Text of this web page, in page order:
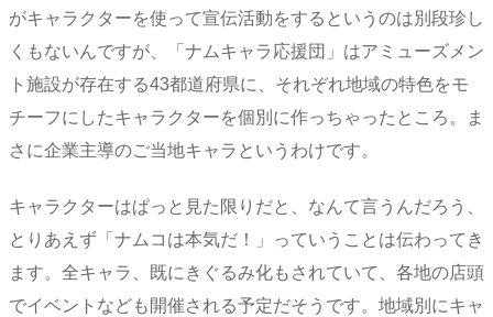
がキャラクターを使って宣伝活動をするというのは別段珍し
くもないんですが、「ナムキャラ応援団」はアミューズメン
ト施設が存在する43都道府県に、それぞれ地域の特色をモ
チーフにしたキャラクターを個別に作っちゃったところ。ま
さに企業主導のご当地キャラというわけです。
キャラクターはぱっと見た限りだと、なんて言うんだろう、
とりあえず「ナムコは本気だ！」っていうことは伝わってき
ます。全キャラ、既にきぐるみ化もされていて、各地の店頭
でイベントなども開催される予定だそうです。地域別にキャ